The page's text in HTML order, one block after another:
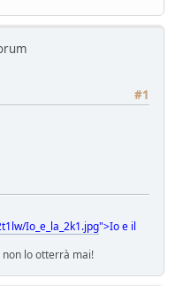
#1
Io_e_la_2k1.jpg">Io e il
lo otterrà mai!